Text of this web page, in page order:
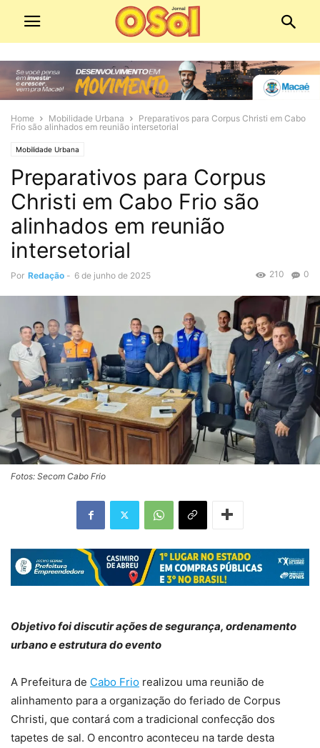
Home Mobilidade Urbana
Preparativos para Corpus Christi em Cabo
Frio são alinhados em reunião intersetorial
Mobilidade Urbana
Preparativos para Corpus
Christi em Cabo Frio são
alinhados em reunião
intersetorial
Por Redação - 6 de junho de 2025 0
210
Fotos: Secom Cabo Frio
Objetivo foi discutir ações de segurança, ordenamento
urbano e estrutura do evento
A Prefeitura de Cabo Frio realizou uma reunião de
alinhamento para a organização do feriado de Corpus
Christi, que contará com a tradicional confecção dos
tapetes de sal. O encontro aconteceu na tarde desta